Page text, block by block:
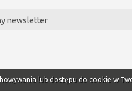
newsletter
lub dostępu do cookie w